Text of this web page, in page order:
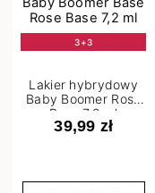
3+3
Lakier hybrydowy
Baby Boomer Rose
Base 7,2 ml
39,99 zł